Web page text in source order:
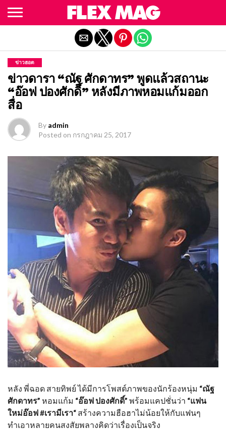
ข่าวฮอต
ข่าวดารา “ณัฐ ศักดาทร” พูดแล้วสถานะ
“อ๊อฟ ปองศักดิ์” หลังมีภาพหอมแก้มออก
สื่อ
By admin
Posted on กรกฎาคม 25, 2017
หลัง พี่ฉอด สายทิพย์ ได้มีการโพสต์ภาพของนักร้องหนุ่ม “ณัฐ
ศักดาทร” หอมแก้ม “อ๊อฟ ปองศักดิ์” พร้อมแคปชั่นว่า “แฟน
ใหม่อ๊อฟ #เรามีเรา“ สร้างความฮือฮาไม่น้อยให้กับแฟนๆ
ทำเอาหลายคนสงสัยพลางคิดว่าเรื่องเป็นจริง
Exit mobile version